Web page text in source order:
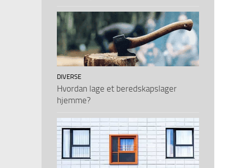
DIVERSE
Hvordan lage et beredskapslager
hjemme?